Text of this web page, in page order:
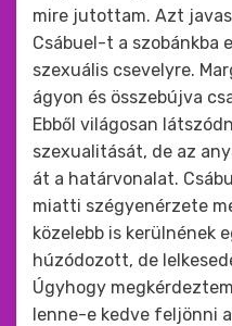
mire jutottam. Azt
Csábuel-t a szobánkba
szexuális csevelyre.
ágyon és összebújva
Ebből világosan
szexualitását, de az
át a határvonalat.
miatti szégyenérzete
közelebb is kerülnének
húzódozott, de
Úgyhogy
lenne-e kedve feljönni